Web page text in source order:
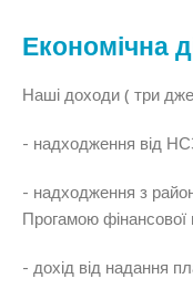
Економічна
Наші доходи ( три
- надходження від
- надходження з
Прогамою фінансової
- дохід від надання